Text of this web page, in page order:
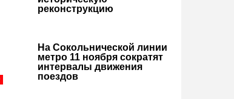
реконструкцию
На Сокольнической линии
метро 11 ноября сократят
интервалы движения
поездов